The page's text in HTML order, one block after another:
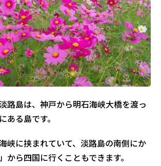
路島は、神戸から明石海峡大橋を渡っ
ある島です。
峡に挟まれていて、淡路島の南側にか
から四国に行くこともできます。